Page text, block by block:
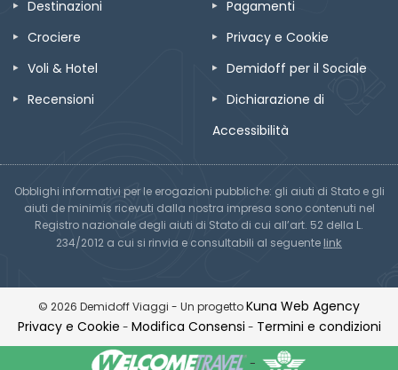
Destinazioni
Crociere
Voli & Hotel
Recensioni
Pagamenti
Privacy e Cookie
Demidoff per il Sociale
Dichiarazione di
Accessibilità
Obblighi informativi per le erogazioni pubbliche: gli aiuti di Stato e gli
aiuti de minimis ricevuti dalla nostra impresa sono contenuti nel
Registro nazionale degli aiuti di Stato di cui all’art. 52 della L.
234/2012 a cui si rinvia e consultabili al seguente link
© 2026 Demidoff Viaggi - Un progettoKuna Web Agency
Privacy e Cookie - Modifica Consensi - Termini e condizioni
-